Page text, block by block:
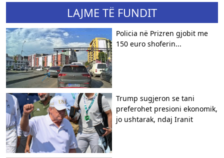
LAJME TË FUNDIT
Policia në Prizren gjobit me
150 euro shoferin...
Trump sugjeron se tani
preferohet presioni ekonomik,
jo ushtarak, ndaj Iranit